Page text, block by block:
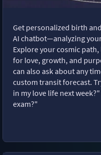
Get personalized birth
AI chatbot—analyzing
Explore your cosmic
for love, growth, and
can also ask about any
custom transit forecast.
in my love life next
exam?"